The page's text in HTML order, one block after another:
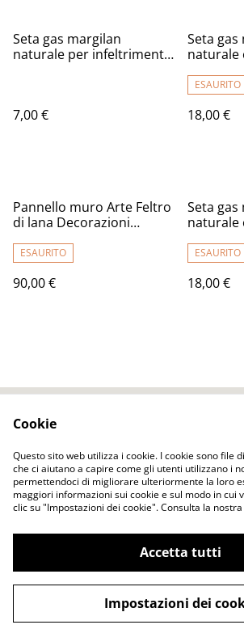
Seta gas margilan
naturale per infeltrimento
7,00 €
Seta
naturale
2m.
scrivere)
ESAURITO
18,00 €
Pannello muro Arte Feltro
di lana Decorazioni
murale in tessuto ( Su
ordinazione )
ESAURITO
90,00 €
Seta
naturale
2m.
scrivere)
ESAURITO
18,00 €
Privacy Policy
©2026
ELENA FELT Fatto a mano
cuciture tecnica
Cookie
Questo sito web utilizza i cookie. I cookie sono file
che ci aiutano a capire come gli utenti utilizzano i
permettendoci di migliorare ulteriormente la loro
maggiori informazioni sui cookie e sul modo in cui
clic su "Impostazioni dei cookie". Consulta la nostra
Accetta tutti
Impostazioni dei